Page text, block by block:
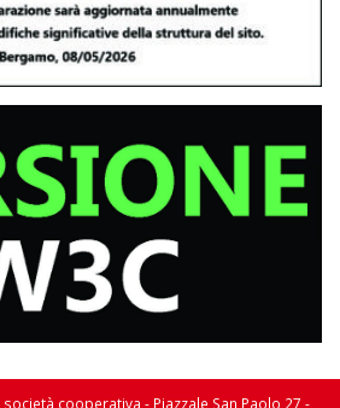
società cooperativa - Piazzale San Paolo 27 -